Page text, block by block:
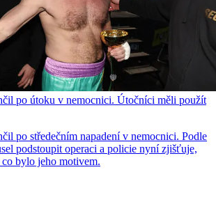
po útoku v nemocnici. Útočníci měli použít
po středečním napadení v nemocnici. Podle
podstoupit operaci a policie nyní zjišťuje,
bylo jeho motivem.